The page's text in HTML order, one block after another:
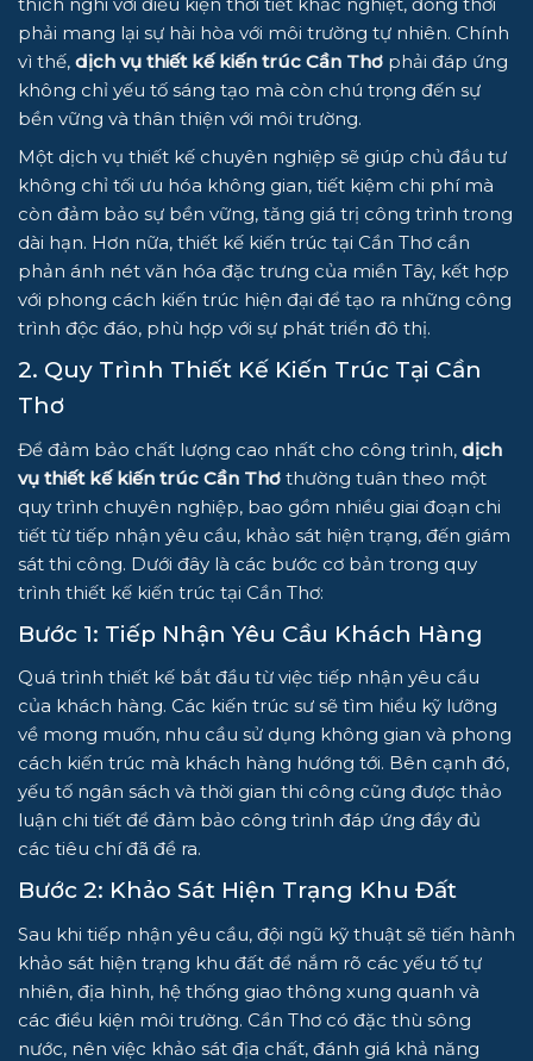
thích nghi với điều kiện thời tiết khắc nghiệt, đồng thời
phải mang lại sự hài hòa với môi trường tự nhiên. Chính
vì thế, dịch vụ thiết kế kiến trúc Cần Thơ phải đáp ứng
không chỉ yếu tố sáng tạo mà còn chú trọng đến sự
bền vững và thân thiện với môi trường.
Một dịch vụ thiết kế chuyên nghiệp sẽ giúp chủ đầu tư
không chỉ tối ưu hóa không gian, tiết kiệm chi phí mà
còn đảm bảo sự bền vững, tăng giá trị công trình trong
dài hạn. Hơn nữa, thiết kế kiến trúc tại Cần Thơ cần
phản ánh nét văn hóa đặc trưng của miền Tây, kết hợp
với phong cách kiến trúc hiện đại để tạo ra những công
trình độc đáo, phù hợp với sự phát triển đô thị.
2. Quy Trình Thiết Kế Kiến Trúc Tại Cần
Thơ
Để đảm bảo chất lượng cao nhất cho công trình, dịch
vụ thiết kế kiến trúc Cần Thơ thường tuân theo một
quy trình chuyên nghiệp, bao gồm nhiều giai đoạn chi
tiết từ tiếp nhận yêu cầu, khảo sát hiện trạng, đến giám
sát thi công. Dưới đây là các bước cơ bản trong quy
trình thiết kế kiến trúc tại Cần Thơ:
Bước 1: Tiếp Nhận Yêu Cầu Khách Hàng
Quá trình thiết kế bắt đầu từ việc tiếp nhận yêu cầu
của khách hàng. Các kiến trúc sư sẽ tìm hiểu kỹ lưỡng
về mong muốn, nhu cầu sử dụng không gian và phong
cách kiến trúc mà khách hàng hướng tới. Bên cạnh đó,
yếu tố ngân sách và thời gian thi công cũng được thảo
luận chi tiết để đảm bảo công trình đáp ứng đầy đủ
các tiêu chí đã đề ra.
Bước 2: Khảo Sát Hiện Trạng Khu Đất
Sau khi tiếp nhận yêu cầu, đội ngũ kỹ thuật sẽ tiến hành
khảo sát hiện trạng khu đất để nắm rõ các yếu tố tự
nhiên, địa hình, hệ thống giao thông xung quanh và
các điều kiện môi trường. Cần Thơ có đặc thù sông
nước, nên việc khảo sát địa chất, đánh giá khả năng